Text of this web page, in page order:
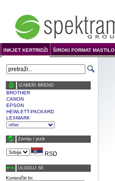
INKJET KERTRIDŽI ŠIROKI FORMAT MASTILO
IZABERI BREND
BROTHER
CANON
EPSON
HEWLETT-PACKARD
LEXMARK
Zemlja / јezik
RSD
ULOGUJ SE
Korisnički br.